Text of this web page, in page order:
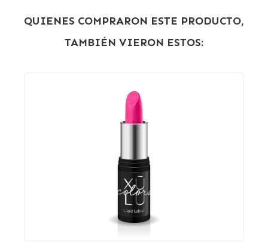
QUIENES COMPRARON ESTE PRODUCTO,
TAMBIÉN VIERON ESTOS: